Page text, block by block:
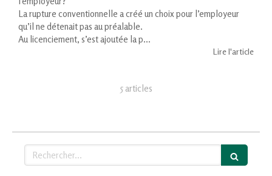
La rupture conventionnelle a créé un choix pour l’employeur
qu’il ne détenait pas au préalable.
Au licenciement, s’est ajoutée la p...
Lire l'article
5 articles
Rechercher